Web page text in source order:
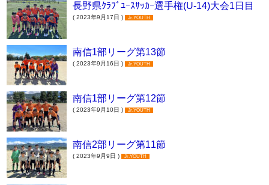
長野県ｸﾗﾌﾞﾕｰｽｻｯｶｰ選手権(U-14)大会1日目
( 2023年9月17日 ) Jr.YOUTH
南信1部リーグ第13節
( 2023年9月16日 ) Jr.YOUTH
南信1部リーグ第12節
( 2023年9月10日 ) Jr.YOUTH
南信2部リーグ第11節
( 2023年9月9日 ) Jr.YOUTH